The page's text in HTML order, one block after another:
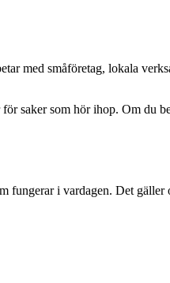
med småföretag, lokala
saker som hör ihop. Om du
fungerar i vardagen. Det gäller